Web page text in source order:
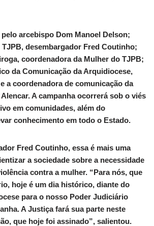
arcebispo Dom Manoel Delson;
desembargador Fred Coutinho;
coordenadora da Mulher do TJPB;
da Comunicação da Arquidiocese,
a coordenadora de comunicação da
A campanha ocorrerá sob o viés
em comunidades, além do
conhecimento em todo o Estado.
Fred Coutinho, essa é mais uma
a sociedade sobre a necessidade
contra a mulher. “Para nós, que
hoje é um dia histórico, diante do
para o nosso Poder Judiciário
A Justiça fará sua parte neste
que hoje foi assinado”, salientou.